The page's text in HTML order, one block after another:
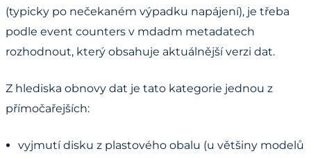
(typicky po nečekaném výpadku napájení), je třeba
podle event counters v mdadm metadatech
rozhodnout, který obsahuje aktuálnější verzi dat.
Z hlediska obnovy dat je tato kategorie jednou z
přímočařejších:
vyjmutí disku z plastového obalu (u většiny modelů